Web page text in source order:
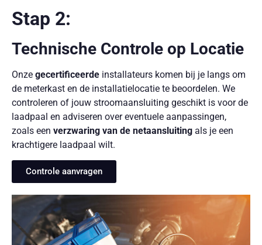
Stap 2:
Technische Controle op Locatie
Onze gecertificeerde installateurs komen bij je langs om
de meterkast en de installatielocatie te beoordelen. We
controleren of jouw stroomaansluiting geschikt is voor de
laadpaal en adviseren over eventuele aanpassingen,
zoals een verzwaring van de netaansluiting als je een
krachtigere laadpaal wilt.
Controle aanvragen